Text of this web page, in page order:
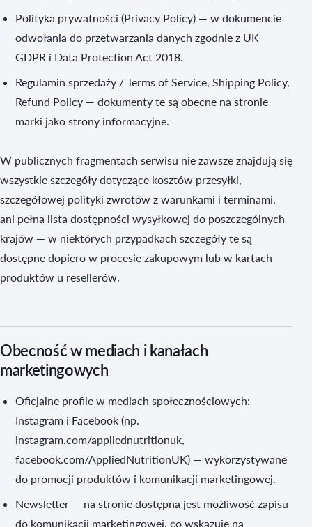
Polityka prywatności (Privacy Policy) — w dokumencie
odwołania do przetwarzania danych zgodnie z UK
GDPR i Data Protection Act 2018.
Regulamin sprzedaży / Terms of Service, Shipping Policy,
Refund Policy — dokumenty te są obecne na stronie
marki jako strony informacyjne.
W publicznych fragmentach serwisu nie zawsze znajdują się
wszystkie szczegóły dotyczące kosztów przesyłki,
szczegółowej polityki zwrotów z warunkami i terminami,
ani pełna lista dostępności wysyłkowej do poszczególnych
krajów — w niektórych przypadkach szczegóły te są
dostępne dopiero w procesie zakupowym lub w kartach
produktów u resellerów.
Obecność w mediach i kanałach
marketingowych
Oficjalne profile w mediach społecznościowych:
Instagram i Facebook (np.
instagram.com/appliednutritionuk,
facebook.com/AppliedNutritionUK) — wykorzystywane
do promocji produktów i komunikacji marketingowej.
Newsletter — na stronie dostępna jest możliwość zapisu
do komunikacji marketingowej, co wskazuje na